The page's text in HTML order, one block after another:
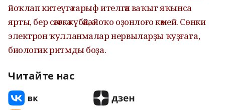
йоҡлап китеүгә сарыф ителгән ваҡыт яҡынса
ярты, бер сәғәткә күбәйә, ә йоҡо оҙонлоғо кәмей. Сөнки
электрон ҡулланмалар нервыларҙы ҡуҙғата,
биологик ритмды боҙа.
Читайте нас